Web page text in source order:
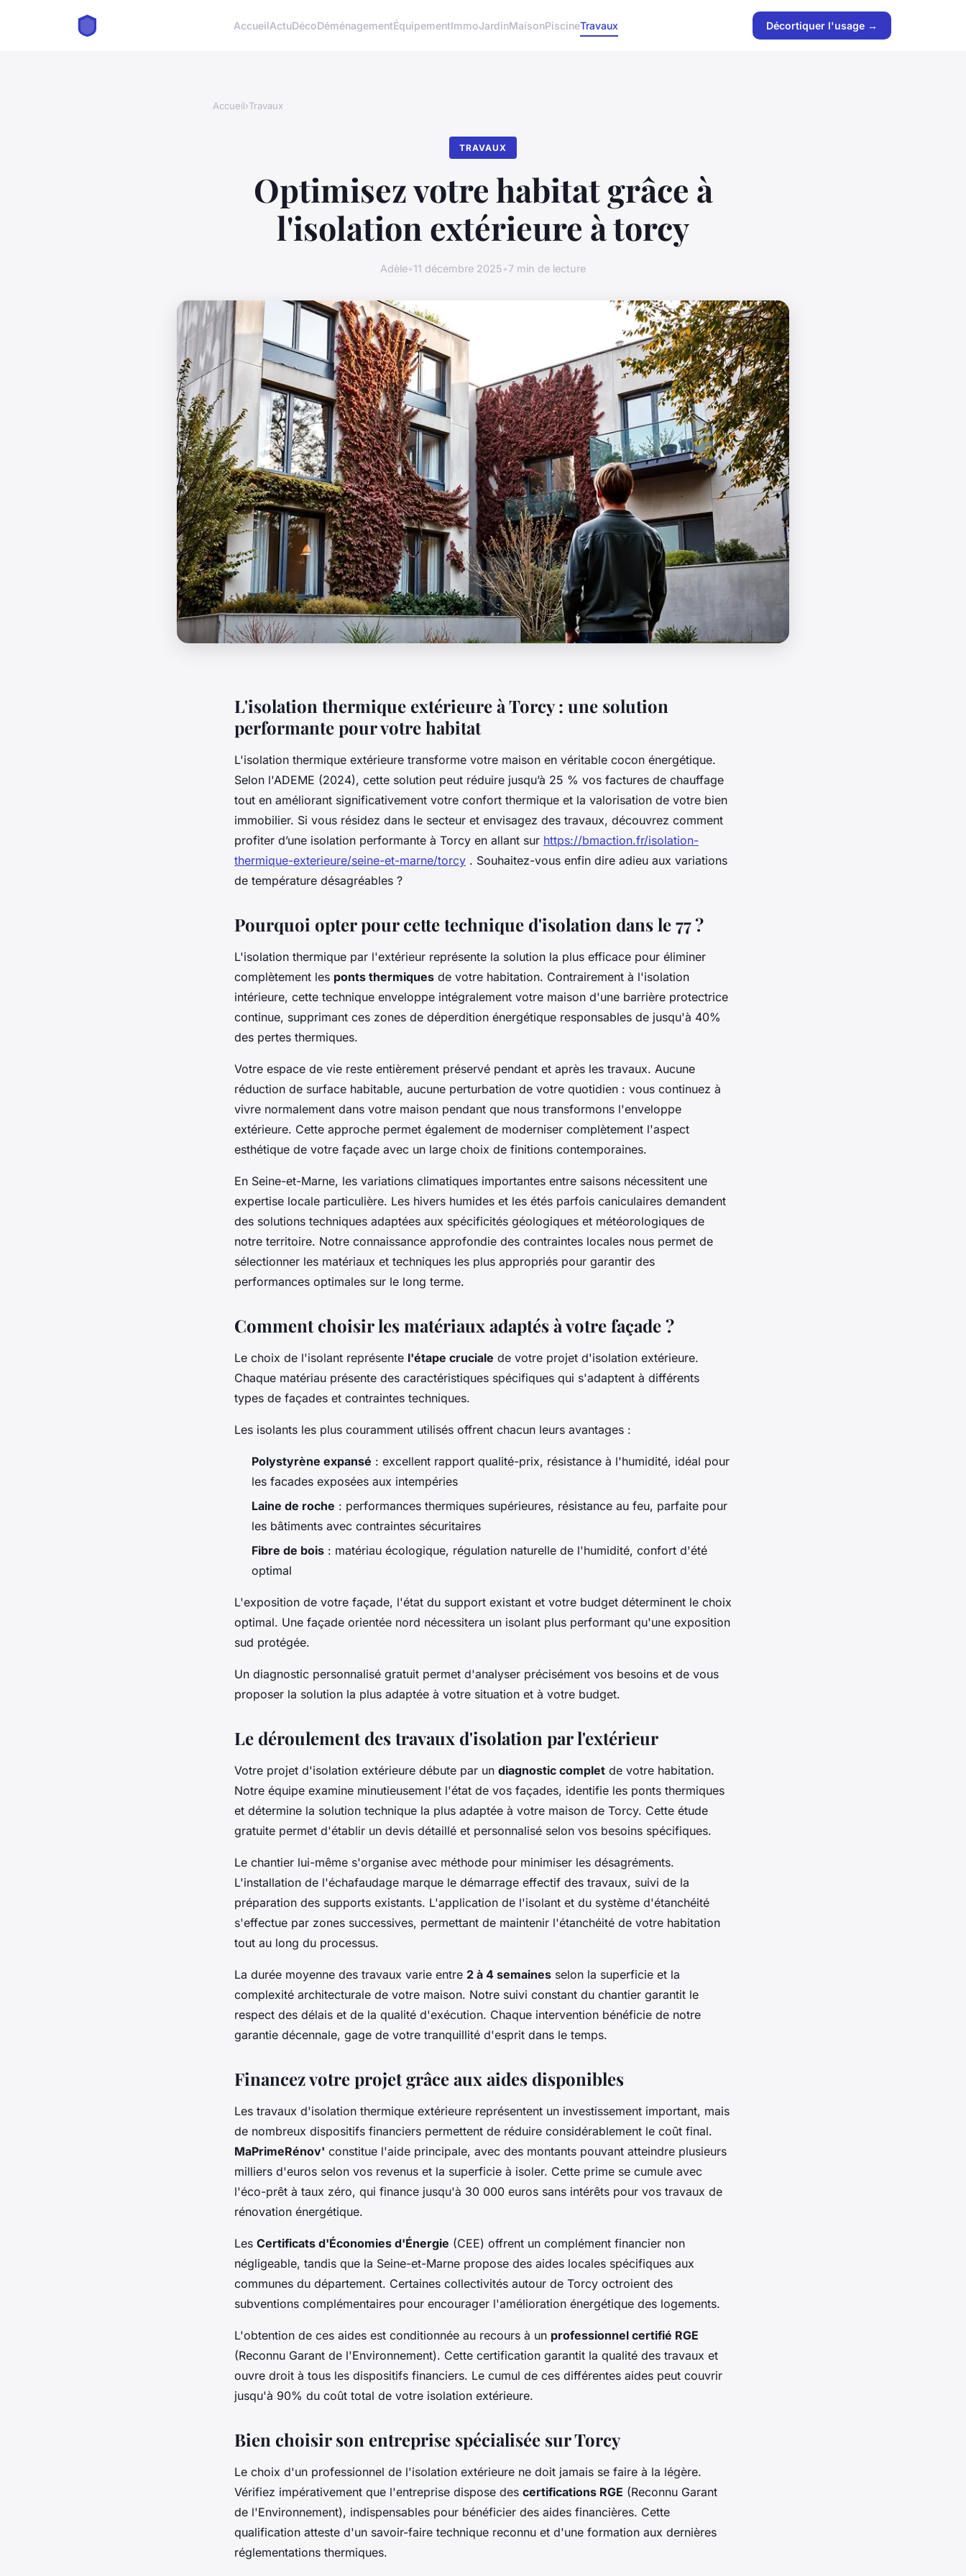
AccueilActuDécoDéménagementÉquipementImmoJardinMaisonPiscineTravaux Décortiquer l'usage →
Accueil›Travaux
TRAVAUX
Optimisez votre habitat grâce à
l'isolation extérieure à torcy
Adèle•11 décembre 2025•7 min de lecture
L'isolation thermique extérieure à Torcy : une solution
performante pour votre habitat
L'isolation thermique extérieure transforme votre maison en véritable cocon énergétique.
Selon l'ADEME (2024), cette solution peut réduire jusqu’à 25 % vos factures de chauffage
tout en améliorant significativement votre confort thermique et la valorisation de votre bien
immobilier. Si vous résidez dans le secteur et envisagez des travaux, découvrez comment
profiter d’une isolation performante à Torcy en allant sur https://bmaction.fr/isolation-
thermique-exterieure/seine-et-marne/torcy . Souhaitez-vous enfin dire adieu aux variations
de température désagréables ?
Pourquoi opter pour cette technique d'isolation dans le 77 ?
L'isolation thermique par l'extérieur représente la solution la plus efficace pour éliminer
complètement les ponts thermiques de votre habitation. Contrairement à l'isolation
intérieure, cette technique enveloppe intégralement votre maison d'une barrière protectrice
continue, supprimant ces zones de déperdition énergétique responsables de jusqu'à 40%
des pertes thermiques.
Votre espace de vie reste entièrement préservé pendant et après les travaux. Aucune
réduction de surface habitable, aucune perturbation de votre quotidien : vous continuez à
vivre normalement dans votre maison pendant que nous transformons l'enveloppe
extérieure. Cette approche permet également de moderniser complètement l'aspect
esthétique de votre façade avec un large choix de finitions contemporaines.
En Seine-et-Marne, les variations climatiques importantes entre saisons nécessitent une
expertise locale particulière. Les hivers humides et les étés parfois caniculaires demandent
des solutions techniques adaptées aux spécificités géologiques et météorologiques de
notre territoire. Notre connaissance approfondie des contraintes locales nous permet de
sélectionner les matériaux et techniques les plus appropriés pour garantir des
performances optimales sur le long terme.
Comment choisir les matériaux adaptés à votre façade ?
Le choix de l'isolant représente l'étape cruciale de votre projet d'isolation extérieure.
Chaque matériau présente des caractéristiques spécifiques qui s'adaptent à différents
types de façades et contraintes techniques.
Les isolants les plus couramment utilisés offrent chacun leurs avantages :
Polystyrène expansé : excellent rapport qualité-prix, résistance à l'humidité, idéal pour
les facades exposées aux intempéries
Laine de roche : performances thermiques supérieures, résistance au feu, parfaite pour
les bâtiments avec contraintes sécuritaires
Fibre de bois : matériau écologique, régulation naturelle de l'humidité, confort d'été
optimal
L'exposition de votre façade, l'état du support existant et votre budget déterminent le choix
optimal. Une façade orientée nord nécessitera un isolant plus performant qu'une exposition
sud protégée.
Un diagnostic personnalisé gratuit permet d'analyser précisément vos besoins et de vous
proposer la solution la plus adaptée à votre situation et à votre budget.
Le déroulement des travaux d'isolation par l'extérieur
Votre projet d'isolation extérieure débute par un diagnostic complet de votre habitation.
Notre équipe examine minutieusement l'état de vos façades, identifie les ponts thermiques
et détermine la solution technique la plus adaptée à votre maison de Torcy. Cette étude
gratuite permet d'établir un devis détaillé et personnalisé selon vos besoins spécifiques.
Le chantier lui-même s'organise avec méthode pour minimiser les désagréments.
L'installation de l'échafaudage marque le démarrage effectif des travaux, suivi de la
préparation des supports existants. L'application de l'isolant et du système d'étanchéité
s'effectue par zones successives, permettant de maintenir l'étanchéité de votre habitation
tout au long du processus.
La durée moyenne des travaux varie entre 2 à 4 semaines selon la superficie et la
complexité architecturale de votre maison. Notre suivi constant du chantier garantit le
respect des délais et de la qualité d'exécution. Chaque intervention bénéficie de notre
garantie décennale, gage de votre tranquillité d'esprit dans le temps.
Financez votre projet grâce aux aides disponibles
Les travaux d'isolation thermique extérieure représentent un investissement important, mais
de nombreux dispositifs financiers permettent de réduire considérablement le coût final.
MaPrimeRénov' constitue l'aide principale, avec des montants pouvant atteindre plusieurs
milliers d'euros selon vos revenus et la superficie à isoler. Cette prime se cumule avec
l'éco-prêt à taux zéro, qui finance jusqu'à 30 000 euros sans intérêts pour vos travaux de
rénovation énergétique.
Les Certificats d'Économies d'Énergie (CEE) offrent un complément financier non
négligeable, tandis que la Seine-et-Marne propose des aides locales spécifiques aux
communes du département. Certaines collectivités autour de Torcy octroient des
subventions complémentaires pour encourager l'amélioration énergétique des logements.
L'obtention de ces aides est conditionnée au recours à un professionnel certifié RGE
(Reconnu Garant de l'Environnement). Cette certification garantit la qualité des travaux et
ouvre droit à tous les dispositifs financiers. Le cumul de ces différentes aides peut couvrir
jusqu'à 90% du coût total de votre isolation extérieure.
Bien choisir son entreprise spécialisée sur Torcy
Le choix d'un professionnel de l'isolation extérieure ne doit jamais se faire à la légère.
Vérifiez impérativement que l'entreprise dispose des certifications RGE (Reconnu Garant
de l'Environnement), indispensables pour bénéficier des aides financières. Cette
qualification atteste d'un savoir-faire technique reconnu et d'une formation aux dernières
réglementations thermiques.